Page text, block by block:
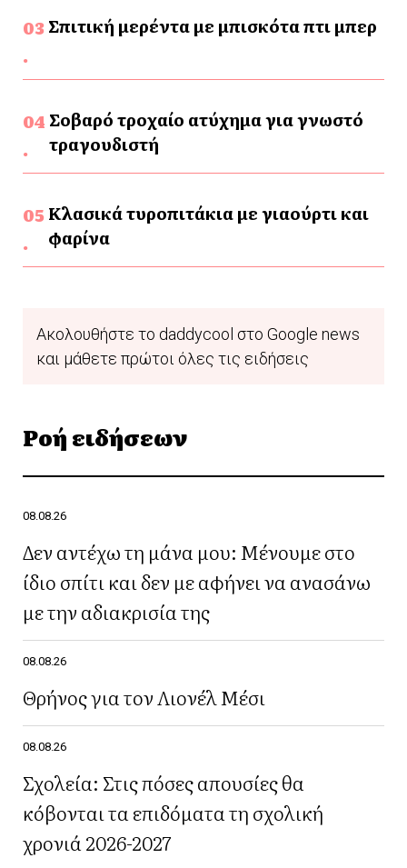
Σπιτική μερέντα με μπισκότα πτι μπερ
Σοβαρό τροχαίο ατύχημα για γνωστό
τραγουδιστή
Κλασικά τυροπιτάκια με γιαούρτι και
φαρίνα
Ακολουθήστε το daddycool στο Google news
και μάθετε πρώτοι όλες τις ειδήσεις
Ροή ειδήσεων
08.08.26
Δεν αντέχω τη μάνα μου: Μένουμε στο
ίδιο σπίτι και δεν με αφήνει να ανασάνω
με την αδιακρισία της
08.08.26
Θρήνος για τον Λιονέλ Μέσι
08.08.26
Σχολεία: Στις πόσες απουσίες θα
κόβονται τα επιδόματα τη σχολική
χρονιά 2026-2027